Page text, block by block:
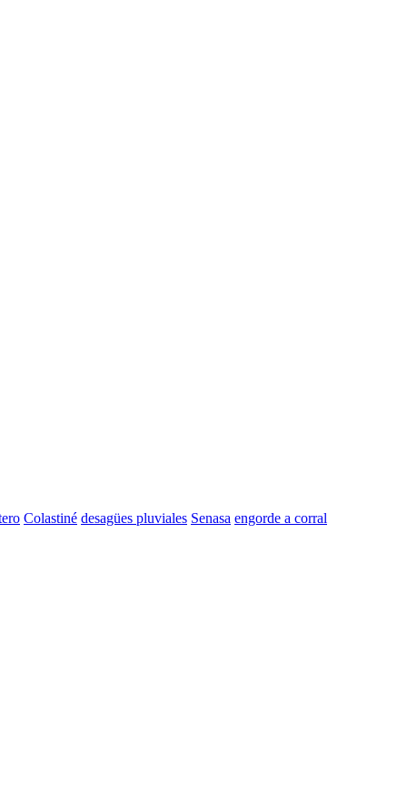
Colastiné desagües pluviales Senasa engorde a corral